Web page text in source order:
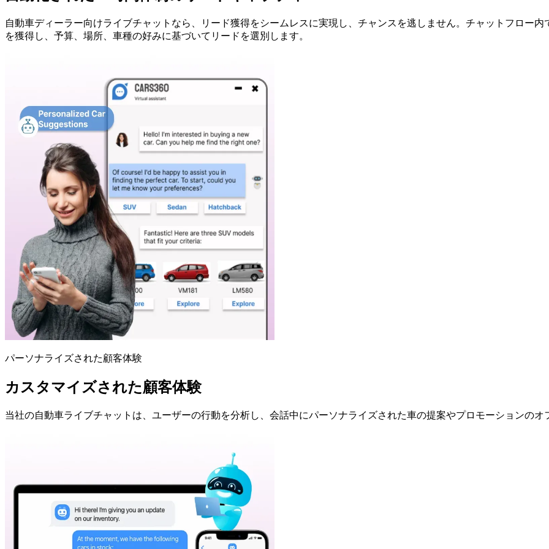
自動車ディーラー向けライブチャットなら、リード獲得をシームレスに実現し、チャンスを逃しません。チャットフロー
を獲得し、予算、場所、車種の好みに基づいてリードを選別します。
パーソナライズされた顧客体験
カスタマイズされた顧客体験
当社の自動車ライブチャットは、ユーザーの行動を分析し、会話中にパーソナライズされた車の提案やプロモーションのオ